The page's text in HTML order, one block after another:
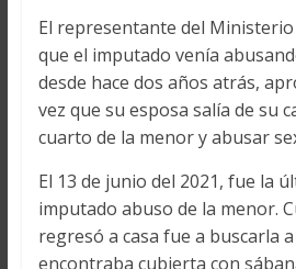
El representante del
que el imputado venía
desde hace dos años atrás,
vez que su esposa salía de su
cuarto de la menor y abusar
El 13 de junio del 2021, fue la
imputado abuso de la menor.
regresó a casa fue a buscarla
encontraba cubierta con